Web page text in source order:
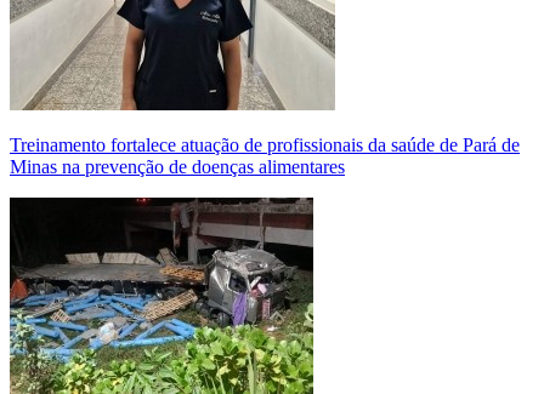
Treinamento fortalece atuação de profissionais da saúde de Pará de
Minas na prevenção de doenças alimentares